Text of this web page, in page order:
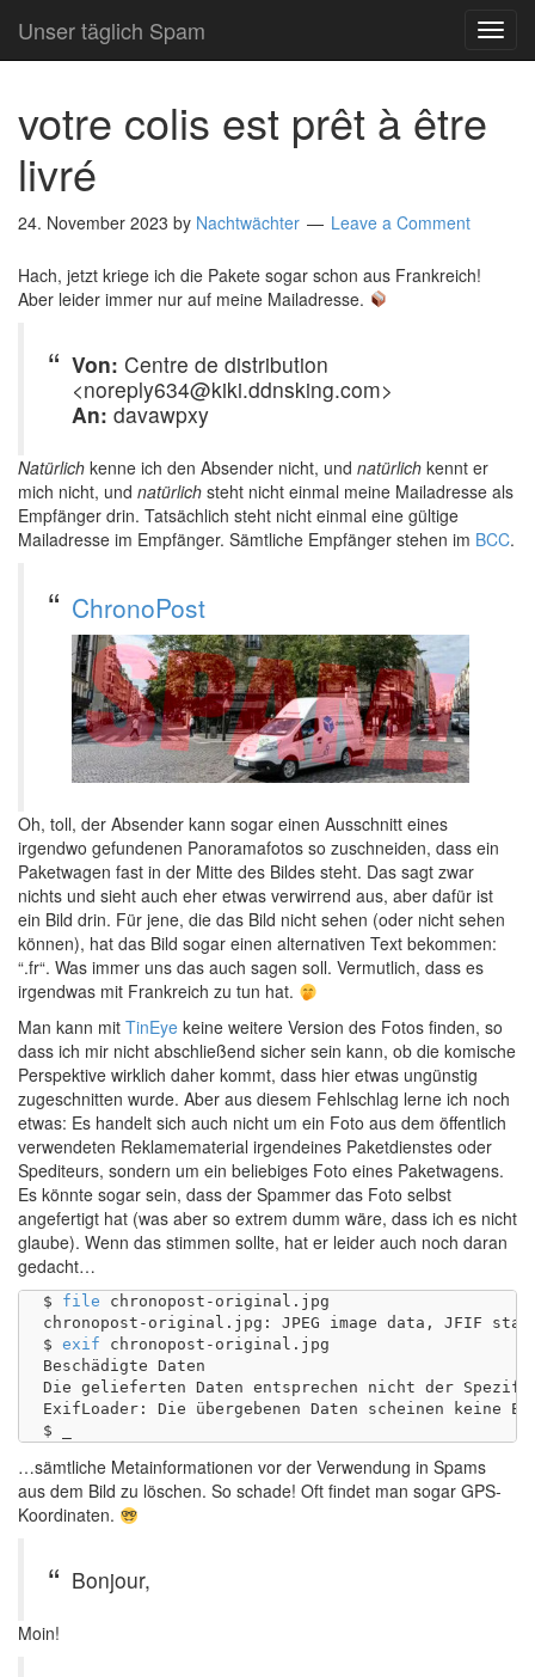
Unser täglich Spam
votre colis est prêt à être
livré
24. November 2023 by Nachtwächter Leave a Comment
Hach, jetzt kriege ich die Pakete sogar schon aus Frankreich!
Aber leider immer nur auf meine Mailadresse.
Von: Centre de distribution
<noreply634@kiki.ddnsking.com>
An: davawpxy
Natürlich kenne ich den Absender nicht, und natürlich kennt er
mich nicht, und natürlich steht nicht einmal meine Mailadresse als
Empfänger drin. Tatsächlich steht nicht einmal eine gültige
Mailadresse im Empfänger. Sämtliche Empfänger stehen im BCC.
ChronoPost
Oh, toll, der Absender kann sogar einen Ausschnitt eines
irgendwo gefundenen Panoramafotos so zuschneiden, dass ein
Paketwagen fast in der Mitte des Bildes steht. Das sagt zwar
nichts und sieht auch eher etwas verwirrend aus, aber dafür ist
ein Bild drin. Für jene, die das Bild nicht sehen (oder nicht sehen
können), hat das Bild sogar einen alternativen Text bekommen:
“.fr“. Was immer uns das auch sagen soll. Vermutlich, dass es
irgendwas mit Frankreich zu tun hat.
Man kann mit TinEye keine weitere Version des Fotos finden, so
dass ich mir nicht abschließend sicher sein kann, ob die komische
Perspektive wirklich daher kommt, dass hier etwas ungünstig
zugeschnitten wurde. Aber aus diesem Fehlschlag lerne ich noch
etwas: Es handelt sich auch nicht um ein Foto aus dem öffentlich
verwendeten Reklamematerial irgendeines Paketdienstes oder
Spediteurs, sondern um ein beliebiges Foto eines Paketwagens.
Es könnte sogar sein, dass der Spammer das Foto selbst
angefertigt hat (was aber so extrem dumm wäre, dass ich es nicht
glaube). Wenn das stimmen sollte, hat er leider auch noch daran
gedacht…
$ file chronopost-original.jpg
chronopost-original.jpg: JPEG image data, JFIF
$ exif chronopost-original.jpg
Beschädigte Daten
Die gelieferten Daten entsprechen nicht der
ExifLoader: Die übergebenen Daten scheinen keine
…sämtliche Metainformationen vor der Verwendung in Spams
aus dem Bild zu löschen. So schade! Oft findet man sogar GPS-
Koordinaten.
Bonjour,
Moin!